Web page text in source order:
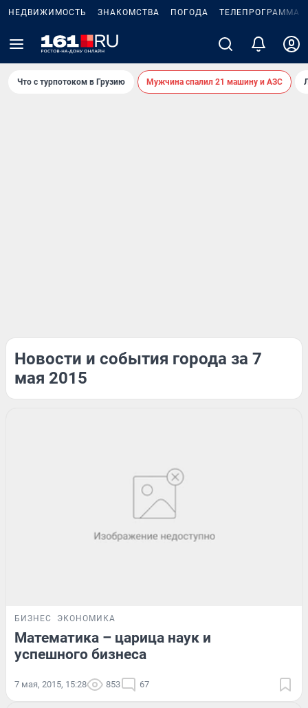
НЕДВИЖИМОСТЬ ЗНАКОМСТВА ПОГОДА ТЕЛЕПРОГРАММА
Что с турпотоком в Грузию Мужчина спалил 21 машину и АЗС
Новости и события города за 7
мая 2015
БИЗНЕС ЭКОНОМИКА
Математика – царица наук и
успешного бизнеса
7 мая, 2015, 15:28 853 67